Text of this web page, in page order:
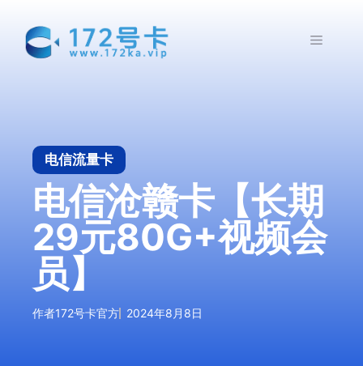
菜
电信流量卡
电信沧赣卡【长期
29元80G+视频会
员】
作者172号卡官方 2024年8月8日